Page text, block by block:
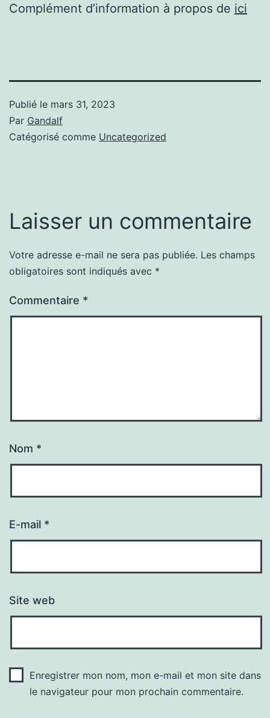
Complément d’information à propos de ici
Publié le mars 31, 2023
Par Gandalf
Catégorisé comme Uncategorized
Laisser un commentaire
Votre adresse e-mail ne sera pas publiée. Les champs
obligatoires sont indiqués avec *
Commentaire *
Nom *
E-mail *
Site web
Enregistrer mon nom, mon e-mail et mon site dans
le navigateur pour mon prochain commentaire.